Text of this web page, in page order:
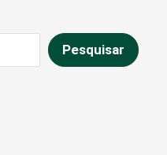
Pesquisar